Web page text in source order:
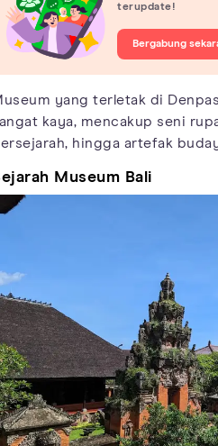
terupdate!
Bergabung
yang terletak di
kaya, mencakup seni
hingga artefak
Museum Bali